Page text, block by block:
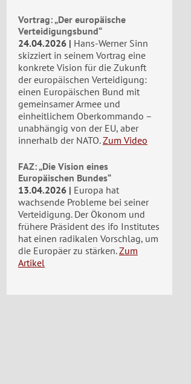
Vortrag: „Der europäische
Verteidigungsbund“
24.04.2026
Hans-Werner Sinn
skizziert in seinem Vortrag eine
konkrete Vision für die Zukunft
der europäischen Verteidigung:
einen Europäischen Bund mit
gemeinsamer Armee und
einheitlichem Oberkommando –
unabhängig von der EU, aber
innerhalb der NATO. Zum Video
FAZ: „Die Vision eines
Europäischen Bundes“
13.04.2026
Europa hat
wachsende Probleme bei seiner
Verteidigung. Der Ökonom und
frühere Präsident des ifo Institutes
hat einen radikalen Vorschlag, um
die Europäer zu stärken. Zum
Artikel